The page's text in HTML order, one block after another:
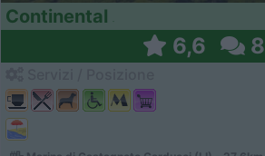
Continental
6,6 8